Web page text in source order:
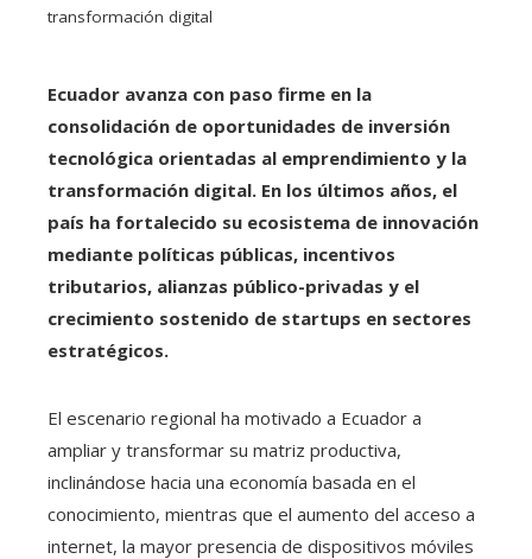
transformación digital
Ecuador avanza con paso firme en la
consolidación de oportunidades de inversión
tecnológica orientadas al emprendimiento y la
transformación digital. En los últimos años, el
país ha fortalecido su ecosistema de innovación
mediante políticas públicas, incentivos
tributarios, alianzas público-privadas y el
crecimiento sostenido de startups en sectores
estratégicos.
El escenario regional ha motivado a Ecuador a
ampliar y transformar su matriz productiva,
inclinándose hacia una economía basada en el
conocimiento, mientras que el aumento del acceso a
internet, la mayor presencia de dispositivos móviles